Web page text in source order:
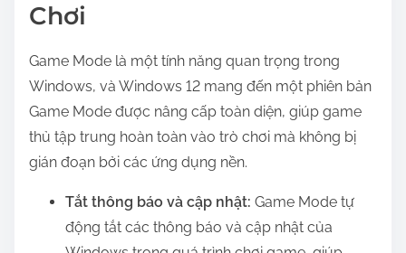
Chơi
Game Mode là một tính năng quan trọng trong
Windows, và Windows 12 mang đến một phiên bản
Game Mode được nâng cấp toàn diện, giúp game
thủ tập trung hoàn toàn vào trò chơi mà không bị
gián đoạn bởi các ứng dụng nền.
Tắt thông báo và cập nhật: Game Mode tự
động tắt các thông báo và cập nhật của